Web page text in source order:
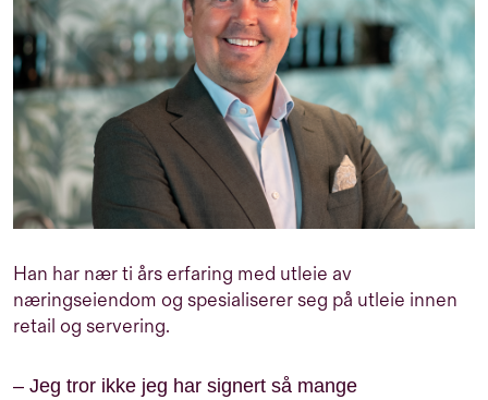
Han har nær ti års erfaring med utleie av
næringseiendom og spesialiserer seg på utleie innen
retail og servering.
– Jeg tror ikke jeg har signert så mange